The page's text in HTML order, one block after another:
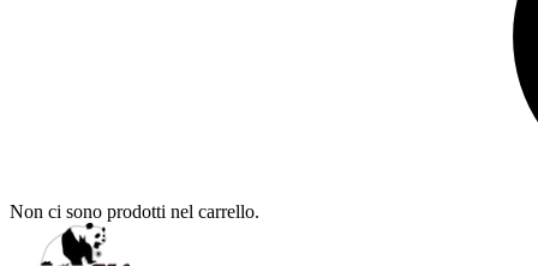
Non ci sono prodotti nel carrello.